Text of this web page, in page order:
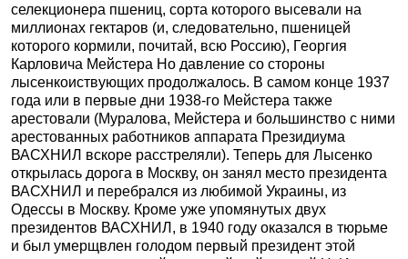
селекционера пшениц, сорта которого высевали на
миллионах гектаров (и, следовательно, пшеницей
которого кормили, почитай, всю Россию), Георгия
Карловича Мейстера Но давление со стороны
лысенкоиствующих продолжалось. В самом конце 1937
года или в первые дни 1938-го Мейстера также
арестовали (Муралова, Мейстера и большинство с ними
арестованных работников аппарата Президиума
ВАСХНИЛ вскоре расстреляли). Теперь для Лысенко
открылась дорога в Москву, он занял место президента
ВАСХНИЛ и перебрался из любимой Украины, из
Одессы в Москву. Кроме уже упомянутых двух
президентов ВАСХНИЛ, в 1940 году оказался в тюрьме
и был умерщвлен голодом первый президент этой